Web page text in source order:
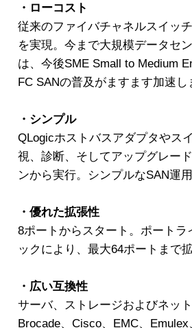
・ローコスト
従来のファイバチャネルスイッ
を実現。今まで大規模データセ
は、今後SME Small to Medium
FC SANの普及がますます加速し
・シンプル
QLogicホストバスアダプタやス
視、診断、そしてアップグレー
ンから実行。シンプルなSAN運
・優れた拡張性
8ポートからスタート。ポート
ックにより、最大64ポートまで
・広い互換性
サーバ、ストレージおよびネッ
Brocade、Cisco、EMC、